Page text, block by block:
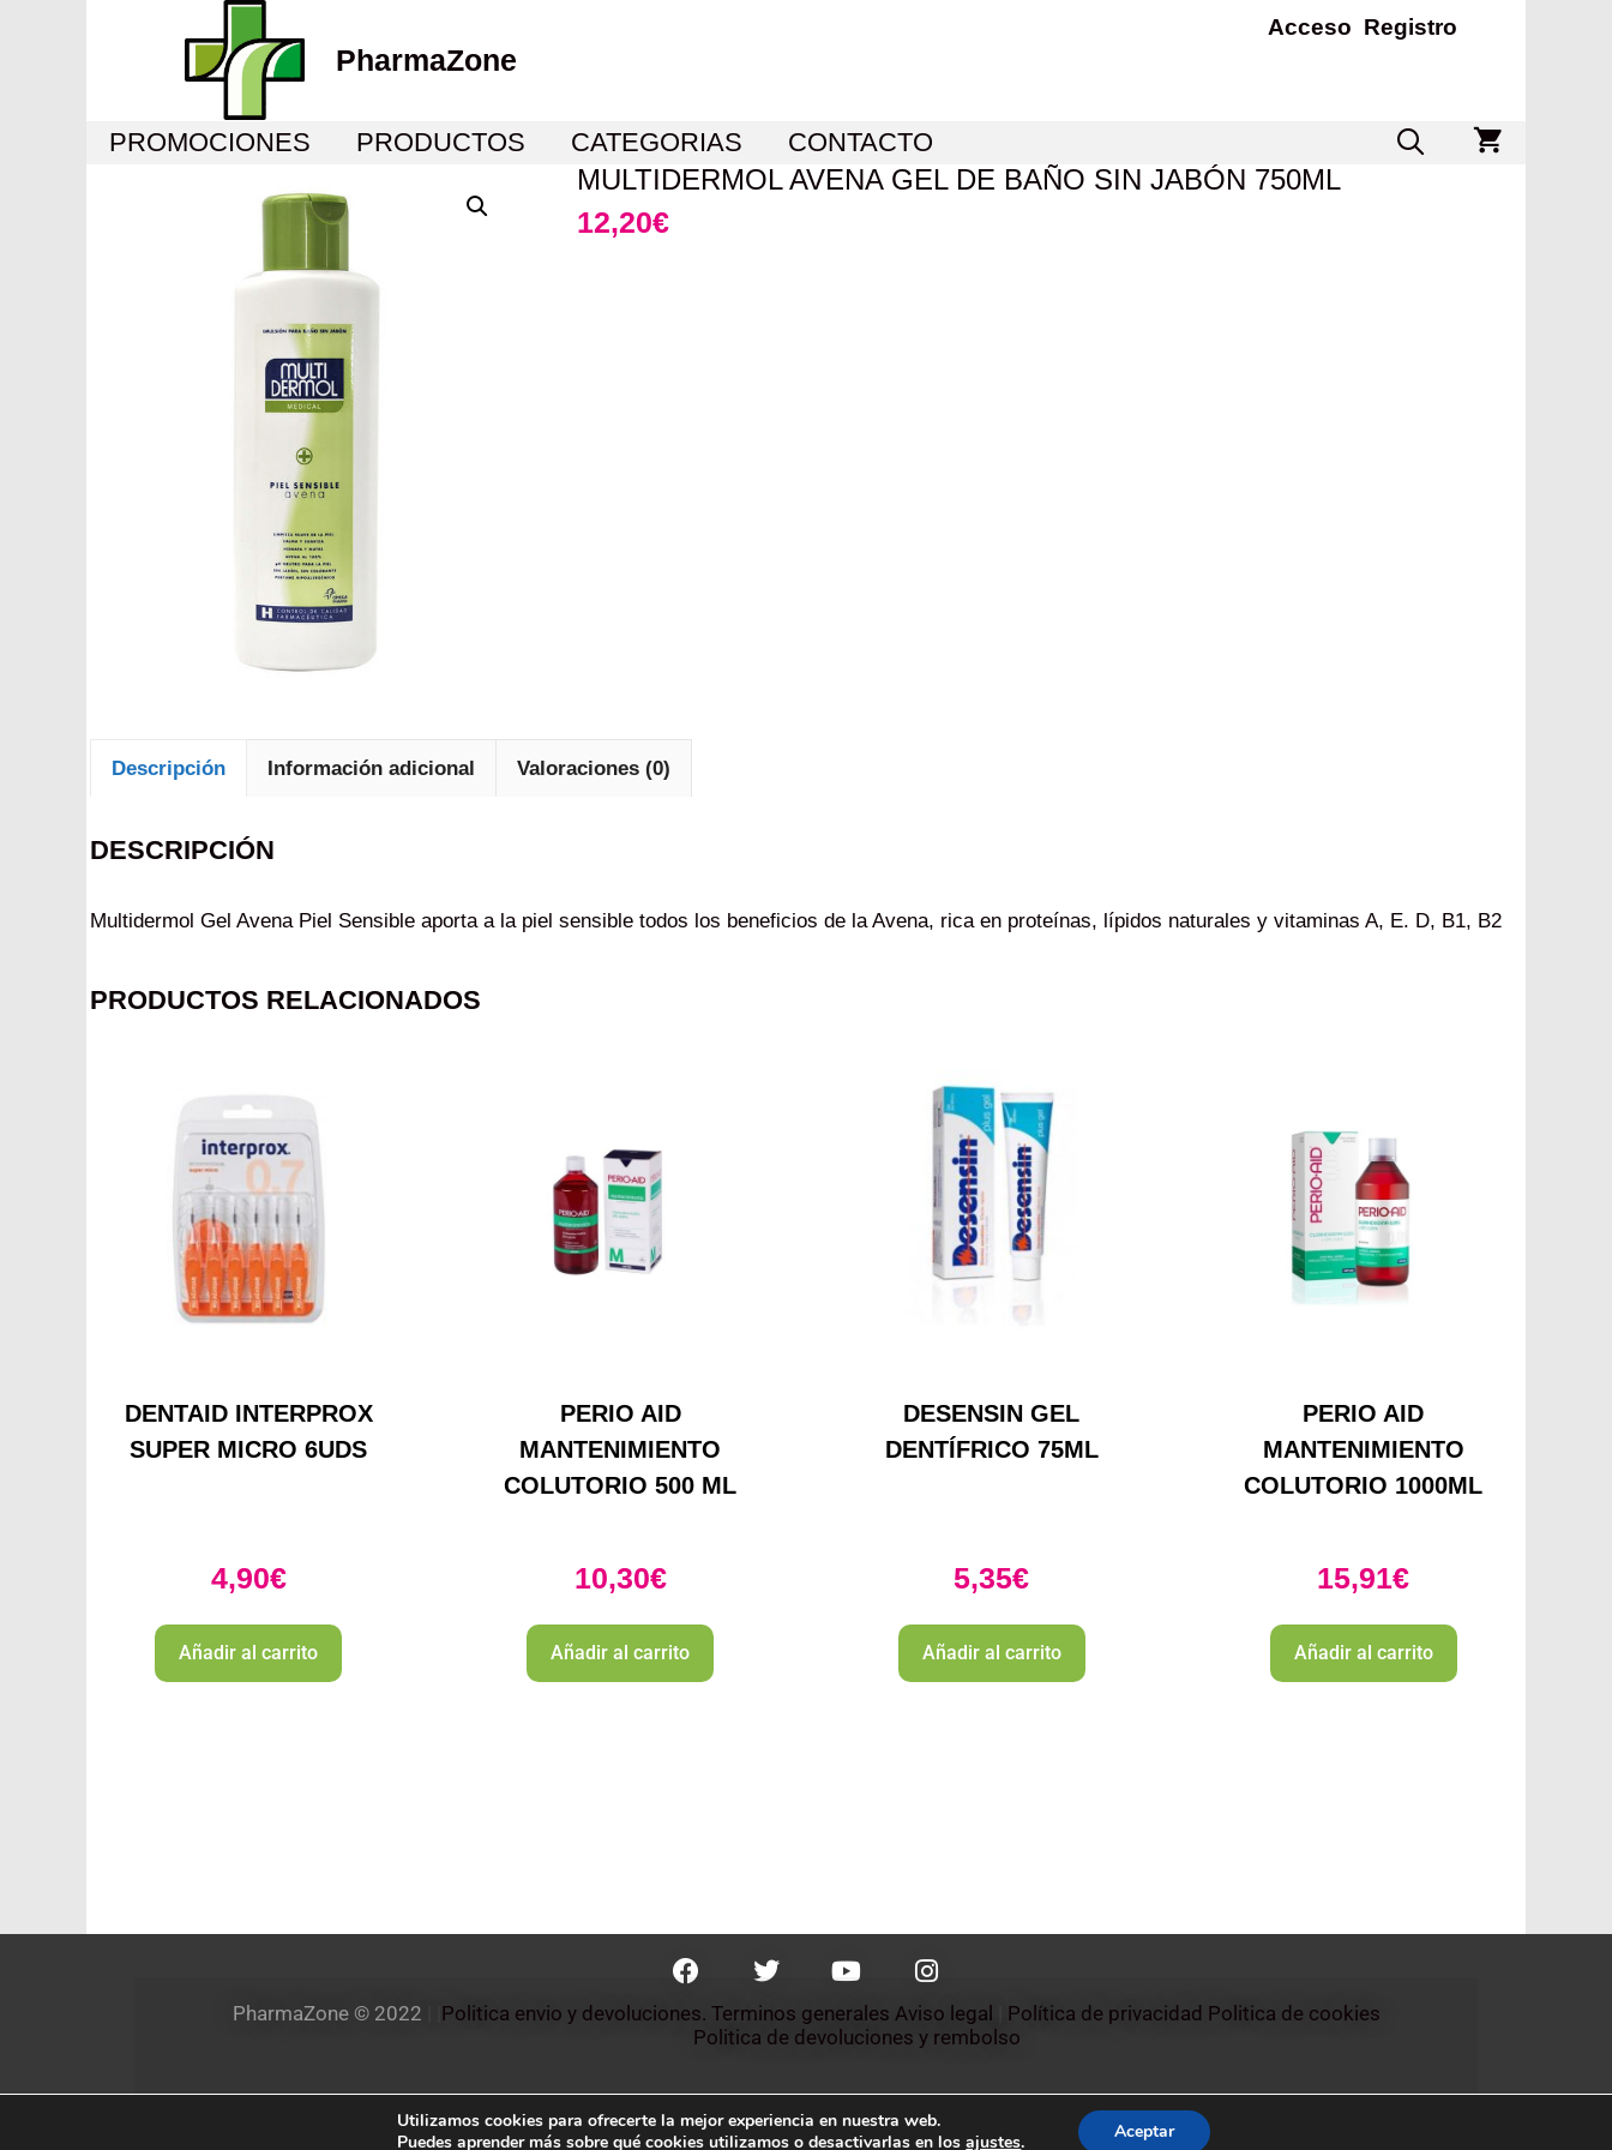
Acceso Registro
PharmaZone
PROMOCIONES PRODUCTOS CATEGORIAS CONTACTO
MULTIDERMOL AVENA GEL DE BAÑO SIN JABÓN 750ML
12,20€
Descripción Información adicional Valoraciones (0)
DESCRIPCIÓN
Multidermol Gel Avena Piel Sensible aporta a la piel sensible todos los beneficios de la Avena, rica en proteínas, lípidos naturales y vitaminas A, E. D, B1, B2
PRODUCTOS RELACIONADOS
DENTAID INTERPROX
SUPER MICRO 6UDS
4,90€
Añadir al carrito
PERIO AID
MANTENIMIENTO
COLUTORIO 500 ML
10,30€
Añadir al carrito
DESENSIN GEL
DENTÍFRICO 75ML
5,35€
Añadir al carrito
PERIO AID
MANTENIMIENTO
COLUTORIO 1000ML
15,91€
Añadir al carrito
PharmaZone © 2022 Politica envio y devoluciones. Terminos generales Aviso legal Política de privacidad Politica de cookies
Politica de devoluciones y rembolso
Utilizamos cookies para ofrecerte la mejor experiencia en nuestra web.
Puedes aprender más sobre qué cookies utilizamos o desactivarlas en losajustes. Aceptar